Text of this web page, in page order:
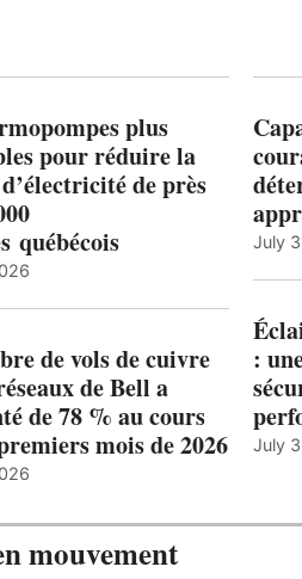
plus
pour réduire la
de près
québécois
de vols de cuivre
de Bell a
de 78 % au cours
mois de 2026
July
:
July
mouvement